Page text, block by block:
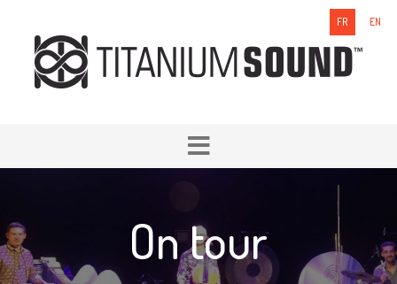
FR EN
On tour